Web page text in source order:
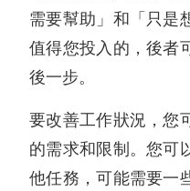
需要幫助」和「只是
值得您投入的，後者
後一步。
要改善工作狀況，您
的需求和限制。您可
他任務，可能需要一